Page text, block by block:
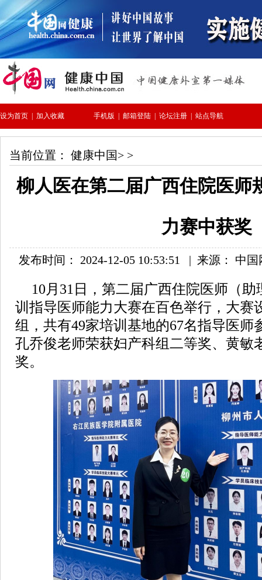
当前位置： 健康中国> >
柳人医在第二届广西住院医师
力赛中获奖
发布时间： 2024-12-05 10:53:51 | 来源： 中
10月31日，第二届广西住院医师（
训指导医师能力大赛在百色举行，大赛
组，共有49家培训基地的67名指导医师
孔乔俊老师荣获妇产科组二等奖、黄敏
奖。